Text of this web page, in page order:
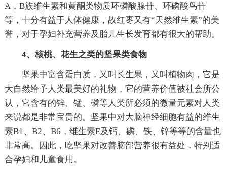
A，B族维生素和黄酮类物质环磷酸腺苷、环磷酸鸟苷
等，十分有益于人体健康，故红枣又有“天然维生素”的美
誉，对于孕妇补充营养及胎儿生长发育都有很大的帮助。
4、核桃、花生之类的坚果类食物
坚果中富含蛋白质，又叫长生果，又叫植物肉，它是
大自然给予人类最美好的礼物，它的营养价值被社会所公
认，它含有的锌、锰、磷等人类所必须的微量元素对人类
来说都是非常宝贵的。坚果中对大脑神经细胞有益的维生
素B1、B2、B6，维生素E及钙、磷、铁、锌等等的含量也
非常高。因此，吃坚果对改善脑部营养很有益处，特别适
合孕妇和儿童食用。